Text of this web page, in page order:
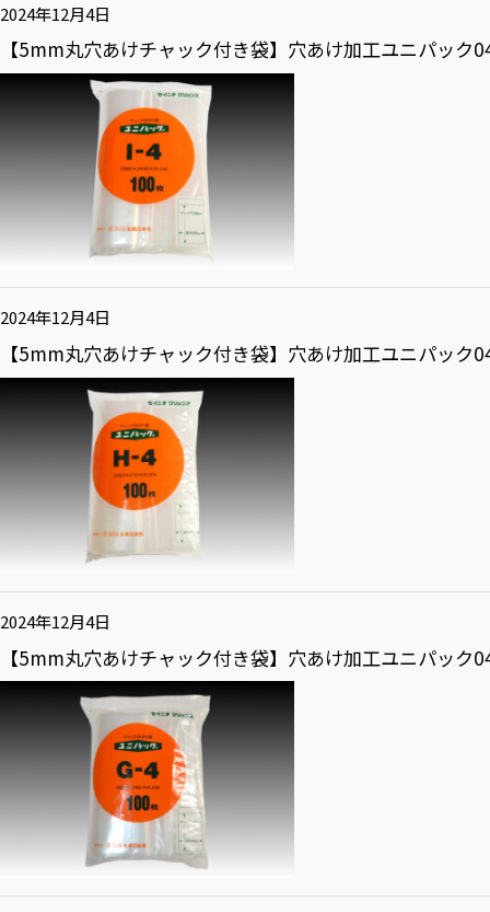
2024年12月4日
【5mm丸穴あけチャック付き袋】穴あけ加工ユニパック
2024年12月4日
【5mm丸穴あけチャック付き袋】穴あけ加工ユニパック
2024年12月4日
【5mm丸穴あけチャック付き袋】穴あけ加工ユニパック